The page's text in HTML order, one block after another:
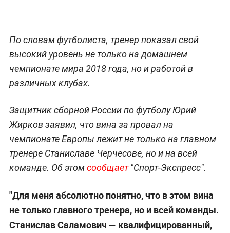
По словам футболиста, тренер показал свой
высокий уровень не только на домашнем
чемпионате мира 2018 года, но и работой в
различных клубах.
Защитник сборной России по футболу Юрий
Жирков заявил, что вина за провал на
чемпионате Европы лежит не только на главном
тренере Станиславе Черчесове, но и на всей
команде. Об этомсообщает"Спорт-Экспресс".
"Для меня абсолютно понятно, что в этом вина
не только главного тренера, но и всей команды.
Станислав Саламович — квалифицированный,